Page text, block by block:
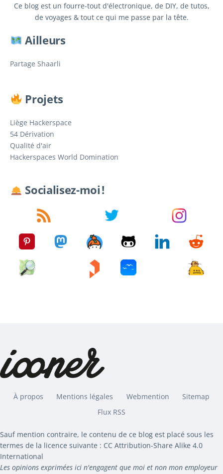
Ce blog est un fourre-tout d'électronique, de DIY, de tutos,
de voyages & tout ce qui me passe par la tête.
Ailleurs
Partage Shaarli
Projets
Liège Hackerspace
54 Dérivation
Qualité d'air
Hackerspaces World Domination
Socialisez-moi !
À propos Mentions légales Webmention
Sitemap
Flux RSS
Sauf mention contraire, le contenu de ce blog est placé sous les
termes de la licence suivante : CC Attribution-Share Alike 4.0
International
Les opinions exprimées ici n'engagent que moi et non mon employeur